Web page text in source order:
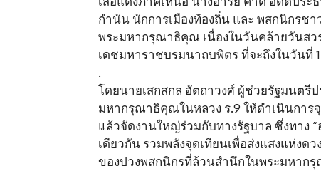
กำนัน นักการเมืองท้องถิ่น และ พสกนิกรช
พระมหากรุณาธิคุณ เนื่องในวันคล้ายวันสว
เดชมหาราชบรมนาถบพิตร ที่จะถึงในวันที่
.
โดยนายเสกสกล อัตถาวงศ์ ผู้ช่วยรัฐมนตรี
มหากรุณาธิคุณในหลวง ร.9 ให้ดำเนินการ
แล้วจัดงานใหญ่ร่วมกับทางรัฐบาล ซึ่งทาง
เดียวกัน รวมพลังจุดเทียนเพื่อส่งแสงแห่ง
ของปวงพสกนิกรที่ล้วนสำนึกในพระมหา